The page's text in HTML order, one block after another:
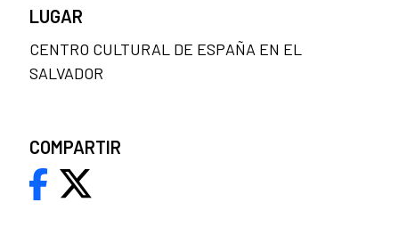
LUGAR
CENTRO CULTURAL DE ESPAÑA EN EL
SALVADOR
COMPARTIR